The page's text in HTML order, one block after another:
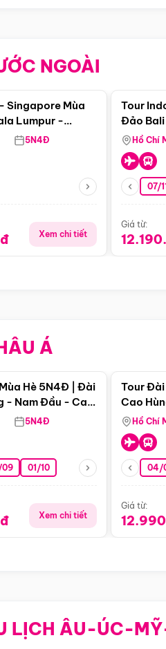
NGOÀI
Điểm nổi bật
Singapore Mùa
Lumpur -
Baru -
5N4Đ
Xem chi tiết
Tour
Đảo
Hồ Chí
07/
Giá từ:
Á
Điểm nổi bật
Hè 5N4Đ | Đài
- Nam Đầu - Cao
5N4Đ
09 01/10
Xem chi tiết
Tour Đài
Cao
(Bay Vj)
Hồ Chí
04/
Giá từ:
LỊCH ÂU-ÚC-
Điểm nổi bật